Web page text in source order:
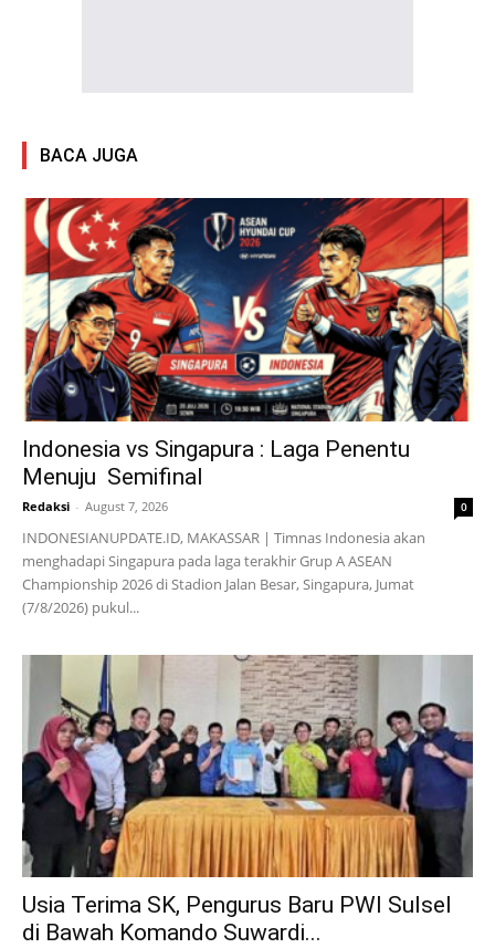
BACA JUGA
Indonesia vs Singapura : Laga Penentu
Menuju Semifinal
Redaksi - August 7, 2026 0
INDONESIANUPDATE.ID, MAKASSAR | Timnas Indonesia akan
menghadapi Singapura pada laga terakhir Grup A ASEAN
Championship 2026 di Stadion Jalan Besar, Singapura, Jumat
(7/8/2026) pukul...
Usia Terima SK, Pengurus Baru PWI Sulsel
di Bawah Komando Suwardi...